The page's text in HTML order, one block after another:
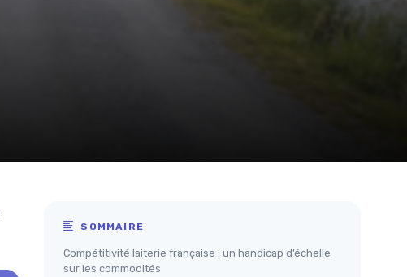
SOMMAIRE
Compétitivité laiterie française : un handicap d’échelle
sur les commodités